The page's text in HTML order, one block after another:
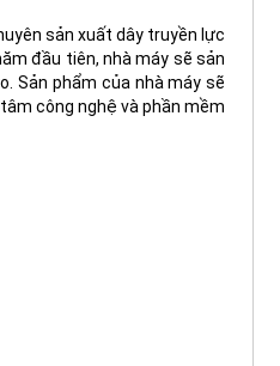
sản xuất dây truyền lực
đầu tiên, nhà máy sẽ sản
Sản phẩm của nhà máy sẽ
công nghệ và phần mềm